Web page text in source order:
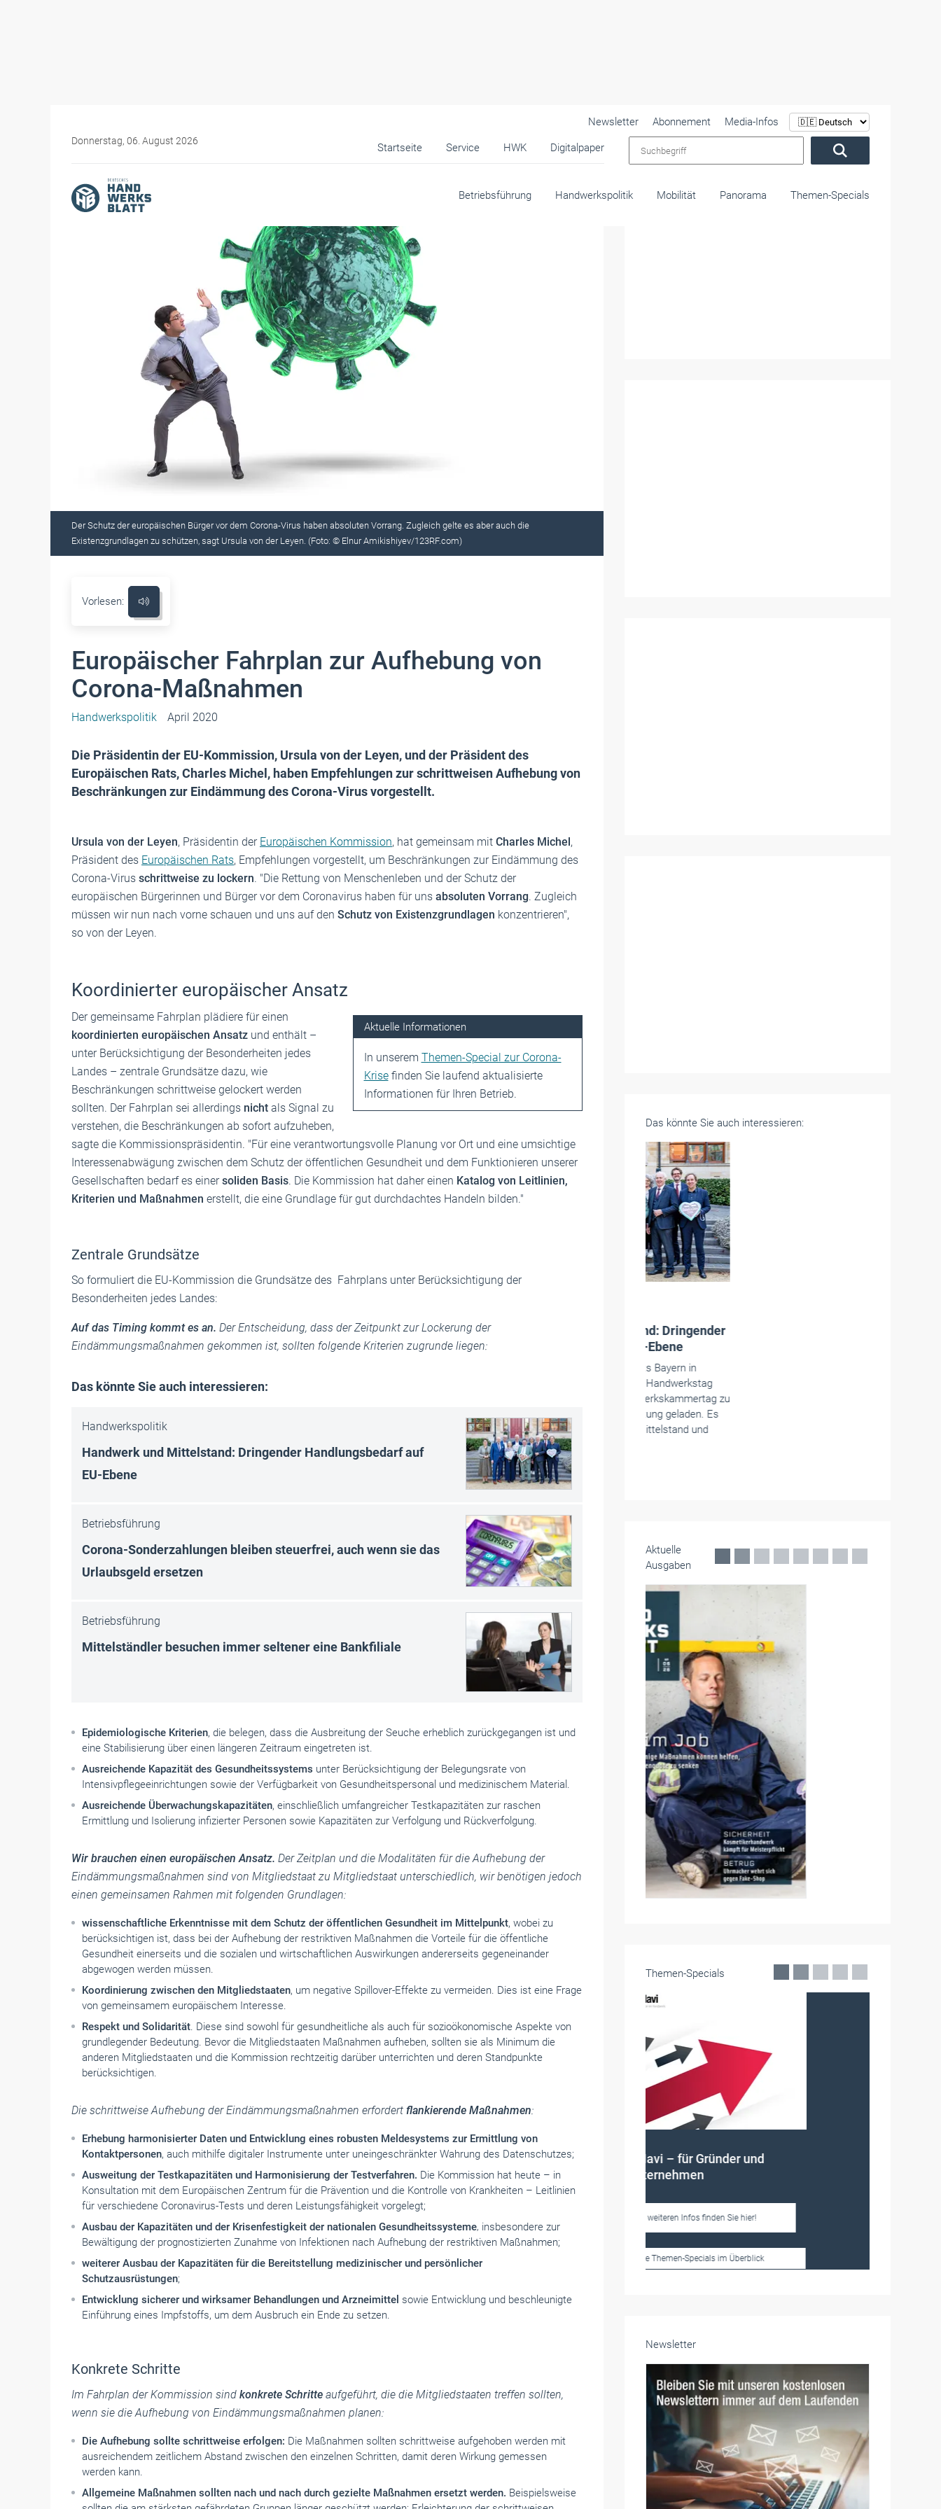
Donnerstag, 06. August 2026
Startseite Service HWK Digitalpaper
Newsletter Abonnement
Media-Infos
Betriebsführung Handwerkspolitik Mobilität Panorama Themen-Specials
Der Schutz der europäischen Bürger vor dem Corona-Virus haben absoluten Vorrang. Zugleich gelte es aber auch die
Existenzgrundlagen zu schützen, sagt Ursula von der Leyen. (Foto: © Elnur Amikishiyev/123RF.com)
Vorlesen:
Europäischer Fahrplan zur Aufhebung von
Corona-Maßnahmen
Handwerkspolitik April 2020
Die Präsidentin der EU-Kommission, Ursula von der Leyen, und der Präsident des
Europäischen Rats, Charles Michel, haben Empfehlungen zur schrittweisen Aufhebung von
Beschränkungen zur Eindämmung des Corona-Virus vorgestellt.
Ursula von der Leyen, Präsidentin der Europäischen Kommission, hat gemeinsam mit Charles Michel,
Präsident des Europäischen Rats, Empfehlungen vorgestellt, um Beschränkungen zur Eindämmung des
Corona-Virus schrittweise zu lockern. "Die Rettung von Menschenleben und der Schutz der
europäischen Bürgerinnen und Bürger vor dem Coronavirus haben für uns absoluten Vorrang. Zugleich
müssen wir nun nach vorne schauen und uns auf den Schutz von Existenzgrundlagen konzentrieren",
so von der Leyen.
Koordinierter europäischer Ansatz
Aktuelle Informationen
In unserem Themen-Special zur Corona-
Krisefinden Sie laufend aktualisierte
Informationen für Ihren Betrieb.
Der gemeinsame Fahrplan plädiere für einen
koordinierten europäischen Ansatz und enthält –
unter Berücksichtigung der Besonderheiten jedes
Landes – zentrale Grundsätze dazu, wie
Beschränkungen schrittweise gelockert werden
sollten. Der Fahrplan sei allerdings nicht als Signal zu
verstehen, die Beschränkungen ab sofort aufzuheben,
sagte die Kommissionspräsidentin. "Für eine verantwortungsvolle Planung vor Ort und eine umsichtige
Interessenabwägung zwischen dem Schutz der öffentlichen Gesundheit und dem Funktionieren unserer
Gesellschaften bedarf es einersoliden Basis. Die Kommission hat daher einen Katalog von Leitlinien,
Kriterien und Maßnahmen erstellt, die eine Grundlage für gut durchdachtes Handeln bilden."
Zentrale Grundsätze
So formuliert die EU-Kommission die Grundsätze des Fahrplans unter Berücksichtigung der
Besonderheiten jedes Landes:
Auf das Timing kommt es an. Der Entscheidung, dass der Zeitpunkt zur Lockerung der
Eindämmungsmaßnahmen gekommen ist, sollten folgende Kriterien zugrunde liegen:
Das könnte Sie auch interessieren:
Handwerkspolitik
Handwerk und Mittelstand: Dringender Handlungsbedarf auf
EU-Ebene
Betriebsführung
Corona-Sonderzahlungen bleiben steuerfrei, auch wenn sie das
Urlaubsgeld ersetzen
Betriebsführung
Mittelständler besuchen immer seltener eine Bankfiliale
Epidemiologische Kriterien, die belegen, dass die Ausbreitung der Seuche erheblich zurückgegangen ist und
eine Stabilisierung über einen längeren Zeitraum eingetreten ist.
Ausreichende Kapazität des Gesundheitssystems unter Berücksichtigung der Belegungsrate von
Intensivpflegeeinrichtungen sowie der Verfügbarkeit von Gesundheitspersonal und medizinischem Material.
Ausreichende Überwachungskapazitäten, einschließlich umfangreicher Testkapazitäten zur raschen
Ermittlung und Isolierung infizierter Personen sowie Kapazitäten zur Verfolgung und Rückverfolgung.
Wir brauchen einen europäischen Ansatz. Der Zeitplan und die Modalitäten für die Aufhebung der
Eindämmungsmaßnahmen sind von Mitgliedstaat zu Mitgliedstaat unterschiedlich, wir benötigen jedoch
einen gemeinsamen Rahmen mit folgenden Grundlagen:
wissenschaftliche Erkenntnisse mit dem Schutz der öffentlichen Gesundheit im Mittelpunkt, wobei zu
berücksichtigen ist, dass bei der Aufhebung der restriktiven Maßnahmen die Vorteile für die öffentliche
Gesundheit einerseits und die sozialen und wirtschaftlichen Auswirkungen andererseits gegeneinander
abgewogen werden müssen.
Koordinierung zwischen den Mitgliedstaaten, um negative Spillover-Effekte zu vermeiden. Dies ist eine Frage
von gemeinsamem europäischem Interesse.
Respekt und Solidarität. Diese sind sowohl für gesundheitliche als auch für sozioökonomische Aspekte von
grundlegender Bedeutung. Bevor die Mitgliedstaaten Maßnahmen aufheben, sollten sie als Minimum die
anderen Mitgliedstaaten und die Kommission rechtzeitig darüber unterrichten und deren Standpunkte
berücksichtigen.
Die schrittweise Aufhebung der Eindämmungsmaßnahmen erfordert flankierende Maßnahmen:
Erhebung harmonisierter Daten und Entwicklung eines robusten Meldesystems zur Ermittlung von
Kontaktpersonen, auch mithilfe digitaler Instrumente unter uneingeschränkter Wahrung des Datenschutzes;
Ausweitung der Testkapazitäten und Harmonisierung der Testverfahren. Die Kommission hat heute – in
Konsultation mit dem Europäischen Zentrum für die Prävention und die Kontrolle von Krankheiten – Leitlinien
für verschiedene Coronavirus-Tests und deren Leistungsfähigkeit vorgelegt;
Ausbau der Kapazitäten und der Krisenfestigkeit der nationalen Gesundheitssysteme‚ insbesondere zur
Bewältigung der prognostizierten Zunahme von Infektionen nach Aufhebung der restriktiven Maßnahmen;
weiterer Ausbau der Kapazitäten für die Bereitstellung medizinischer und persönlicher
Schutzausrüstungen;
Entwicklung sicherer und wirksamer Behandlungen und Arzneimittel sowie Entwicklung und beschleunigte
Einführung eines Impfstoffs, um dem Ausbruch ein Ende zu setzen.
Konkrete Schritte
Im Fahrplan der Kommission sind konkrete Schritte aufgeführt, die die Mitgliedstaaten treffen sollten,
wenn sie die Aufhebung von Eindämmungsmaßnahmen planen:
Die Aufhebung sollte schrittweise erfolgen: Die Maßnahmen sollten schrittweise aufgehoben werden mit
ausreichendem zeitlichem Abstand zwischen den einzelnen Schritten, damit deren Wirkung gemessen
werden kann.
Allgemeine Maßnahmen sollten nach und nach durch gezielte Maßnahmen ersetzt werden. Beispielsweise
Das könnte Sie auch interessieren:
Corona-Sonderzahlungen bleiben
steuerfrei, auch wenn sie das
Urlaubsgeld ersetzen
Arbeitgeber durften Corona-Sonderzahlungen
steuerfrei auszahlen – auch dann, wenn sie
dafür Urlaubsgeld oder Bonus kürzten. Wichtig
ist dem Bundesfinanzhof aber, dass klar
Aktuelle
Frauen im Handwerk
Newsletter